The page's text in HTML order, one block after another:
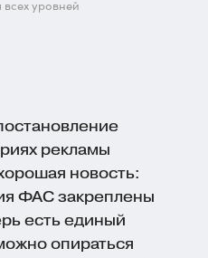
всех уровней
рекламы
новость:
ФАС закреплены
есть единый
опираться